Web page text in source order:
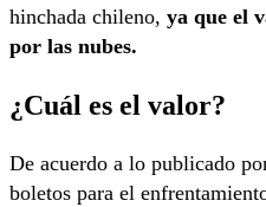
hinchada chileno, ya que el
por las nubes.
¿Cuál es el valor?
De acuerdo a lo publicado
boletos para el